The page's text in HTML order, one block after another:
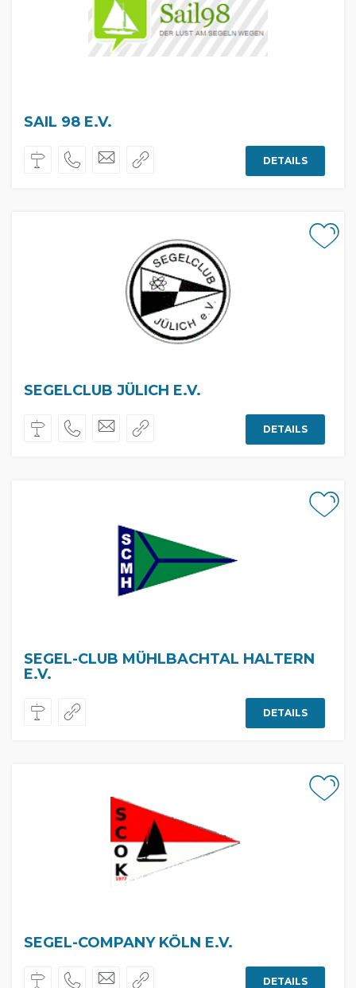
SAIL 98 E.V.
DETAILS
SEGELCLUB JÜLICH E.V.
DETAILS
SEGEL-CLUB MÜHLBACHTAL HALTERN
E.V.
DETAILS
SEGEL-COMPANY KÖLN E.V.
DETAILS